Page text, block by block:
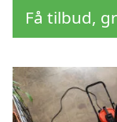
Få tilbud,